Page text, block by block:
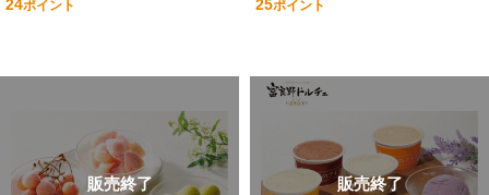
24ポイント 25ポイント
販売終了 販売終了